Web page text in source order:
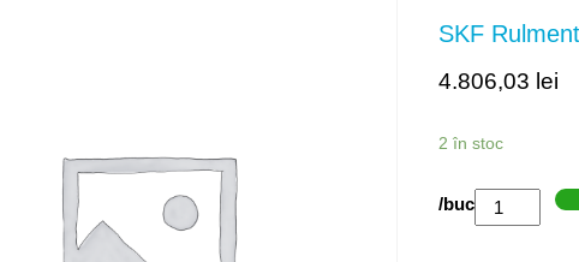
SKF
4.806,03 lei
2 în stoc
Cantitate
/buc